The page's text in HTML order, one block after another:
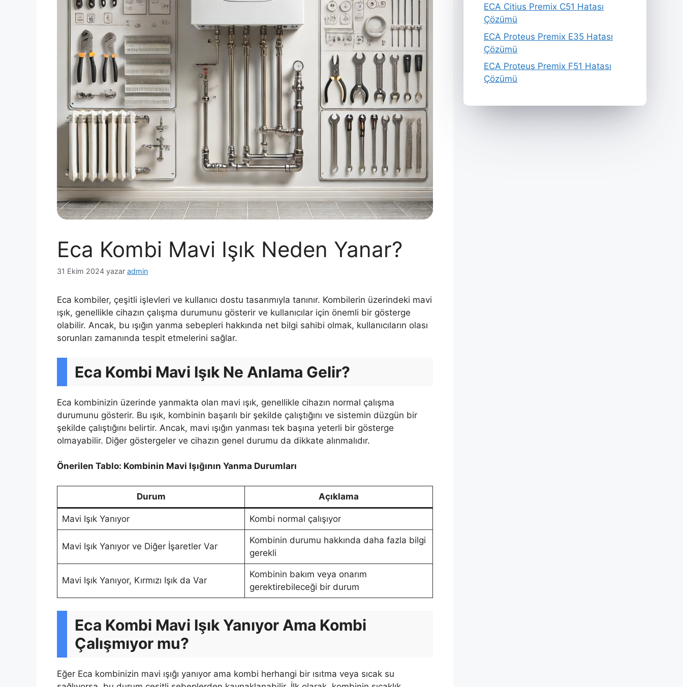
Eca Kombi Mavi Işık Neden Yanar?
31 Ekim 2024 yazar admin
Eca kombiler, çeşitli işlevleri ve kullanıcı dostu tasarımıyla tanınır. Kombilerin üzerindeki mavi
ışık, genellikle cihazın çalışma durumunu gösterir ve kullanıcılar için önemli bir gösterge
olabilir. Ancak, bu ışığın yanma sebepleri hakkında net bilgi sahibi olmak, kullanıcıların olası
sorunları zamanında tespit etmelerini sağlar.
Eca Kombi Mavi Işık Ne Anlama Gelir?
Eca kombinizin üzerinde yanmakta olan mavi ışık, genellikle cihazın normal çalışma
durumunu gösterir. Bu ışık, kombinin başarılı bir şekilde çalıştığını ve sistemin düzgün bir
şekilde çalıştığını belirtir. Ancak, mavi ışığın yanması tek başına yeterli bir gösterge
olmayabilir. Diğer göstergeler ve cihazın genel durumu da dikkate alınmalıdır.
Önerilen Tablo: Kombinin Mavi Işığının Yanma Durumları
Durum Açıklama
Mavi Işık Yanıyor Kombi normal çalışıyor
Mavi Işık Yanıyor ve Diğer İşaretler Var
Kombinin durumu hakkında daha fazla bilgi
gerekli
Mavi Işık Yanıyor, Kırmızı Işık da Var
Kombinin bakım veya onarım
gerektirebileceği bir durum
Eca Kombi Mavi Işık Yanıyor Ama Kombi
Çalışmıyor mu?
Eğer Eca kombinizin mavi ışığı yanıyor ama kombi herhangi bir ısıtma veya sıcak su
ECA Citius Premix C51 Hatası
Çözümü
ECA Proteus Premix E35 Hatası
Çözümü
ECA Proteus Premix F51 Hatası
Çözümü